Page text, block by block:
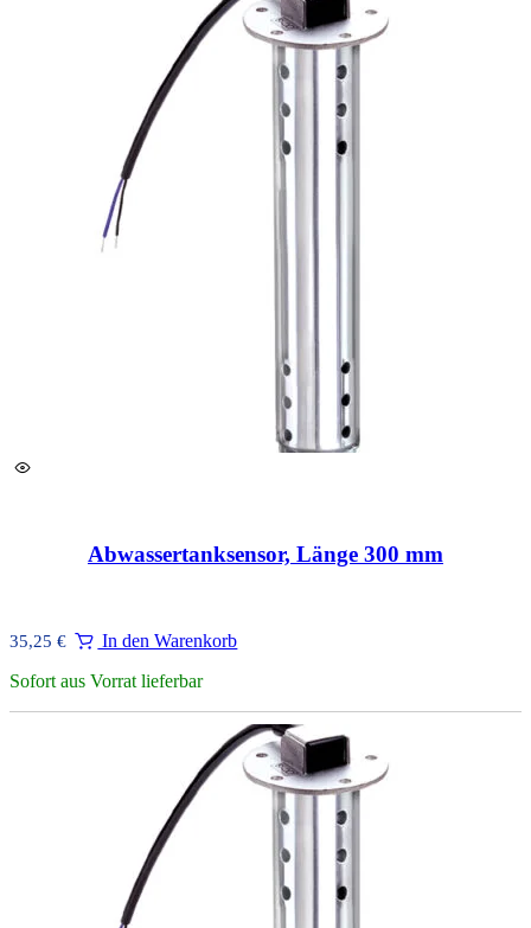
Abwassertanksensor, Länge 300 mm
35,25 €
In den Warenkorb
Sofort aus Vorrat lieferbar